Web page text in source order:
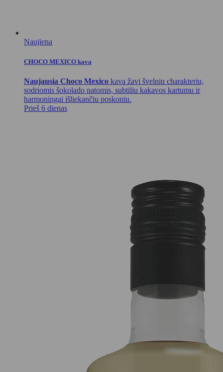
Naujiena
CHOCO MEXICO kava
Naujausia Choco Mexico kava žavi švelniu charakteriu,
sodriomis šokolado natomis, subtiliu kakavos kartumu ir
harmoningai išliekančiu poskoniu.
Prieš 6 dienas